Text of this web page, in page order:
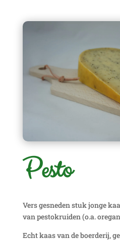
Pesto
Vers gesneden stuk jonge
van pestokruiden (o.a.
Echt kaas van de boerderij,